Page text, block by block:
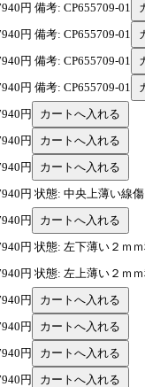
円 備考: CP655709-01
円 備考: CP655709-01
円 備考: CP655709-01
円 備考: CP655709-01
円
円
円
円 状態: 中央上薄い線
円
円 状態: 左下薄い２ｍ
円 状態: 左上薄い２ｍ
円
円
円
円